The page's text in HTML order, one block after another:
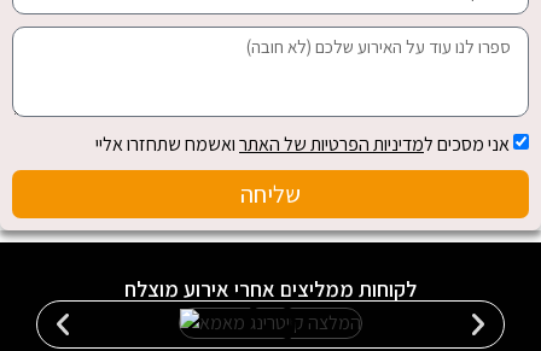
אני מסכים למדיניות הפרטיות של האתרואשמח שתחזרו אליי
שליחה
לקוחות ממליצים אחרי אירוע מוצלח